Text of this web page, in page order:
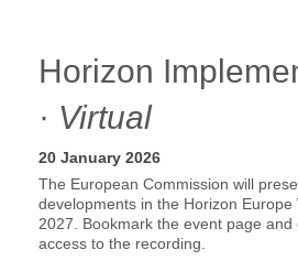
Horizon
· Virtual
20 January 2026
The European Commission will
developments in the Horizon
2027. Bookmark the event page
access to the recording.